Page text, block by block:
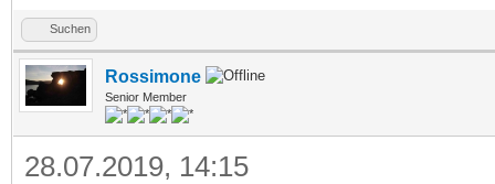
Suchen
Rossimone
Senior Member
28.07.2019, 14:15